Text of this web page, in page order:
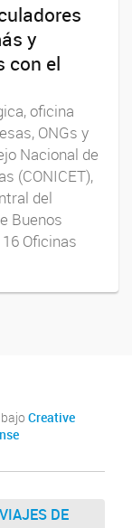
y
con el
oficina
ONGs y
Nacional de
(CONICET),
del
Buenos
Oficinas
Creative
DE